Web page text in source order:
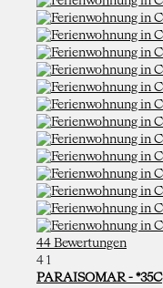
44 Bewertungen
4 1
PARAISOMAR - *35C